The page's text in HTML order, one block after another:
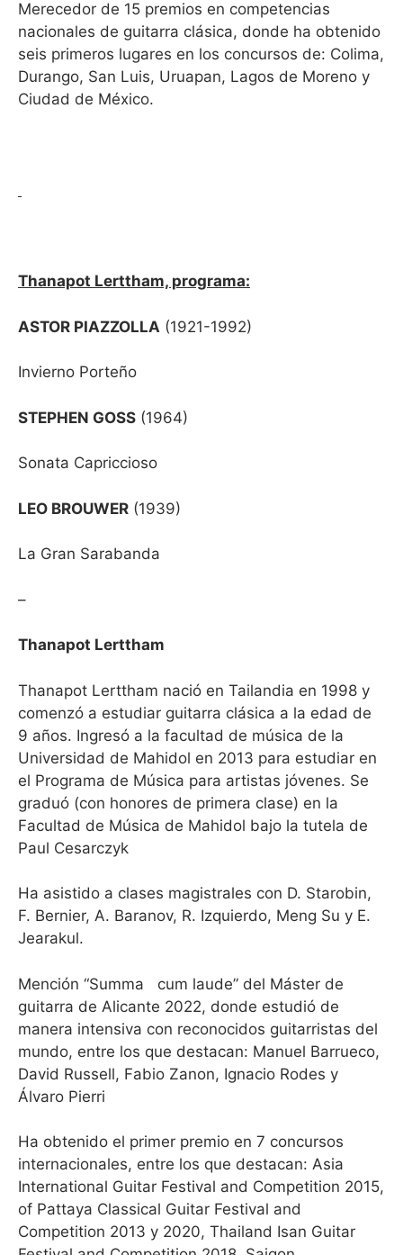
Merecedor de 15 premios en competencias
nacionales de guitarra clásica, donde ha obtenido
seis primeros lugares en los concursos de: Colima,
Durango, San Luis, Uruapan, Lagos de Moreno y
Ciudad de México.
Thanapot Lerttham, programa:
ASTOR PIAZZOLLA (1921-1992)
Invierno Porteño
STEPHEN GOSS (1964)
Sonata Capriccioso
LEO BROUWER (1939)
La Gran Sarabanda
–
Thanapot Lerttham
Thanapot Lerttham nació en Tailandia en 1998 y
comenzó a estudiar guitarra clásica a la edad de
9 años. Ingresó a la facultad de música de la
Universidad de Mahidol en 2013 para estudiar en
el Programa de Música para artistas jóvenes. Se
graduó (con honores de primera clase) en la
Facultad de Música de Mahidol bajo la tutela de
Paul Cesarczyk
Ha asistido a clases magistrales con D. Starobin,
F. Bernier, A. Baranov, R. Izquierdo, Meng Su y E.
Jearakul.
Mención “Summa cum laude” del Máster de
guitarra de Alicante 2022, donde estudió de
manera intensiva con reconocidos guitarristas del
mundo, entre los que destacan: Manuel Barrueco,
David Russell, Fabio Zanon, Ignacio Rodes y
Álvaro Pierri
Ha obtenido el primer premio en 7 concursos
internacionales, entre los que destacan: Asia
International Guitar Festival and Competition 2015,
of Pattaya Classical Guitar Festival and
Competition 2013 y 2020, Thailand Isan Guitar